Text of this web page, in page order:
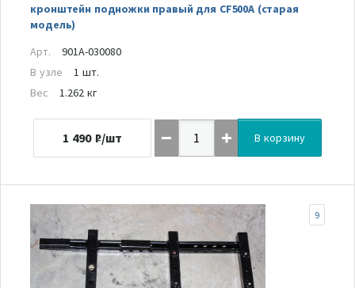
кронштейн подножки правый для CF500A (старая
модель)
Арт.
901A-030080
В узле
1 шт.
Вес
1.262 кг
1 490 ₽/шт В корзину
9